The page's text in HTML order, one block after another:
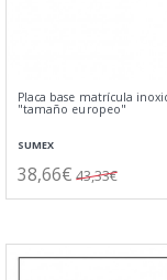
Placa base matrícula
"tamaño europeo"
SUMEX
38,66€ 43,33€